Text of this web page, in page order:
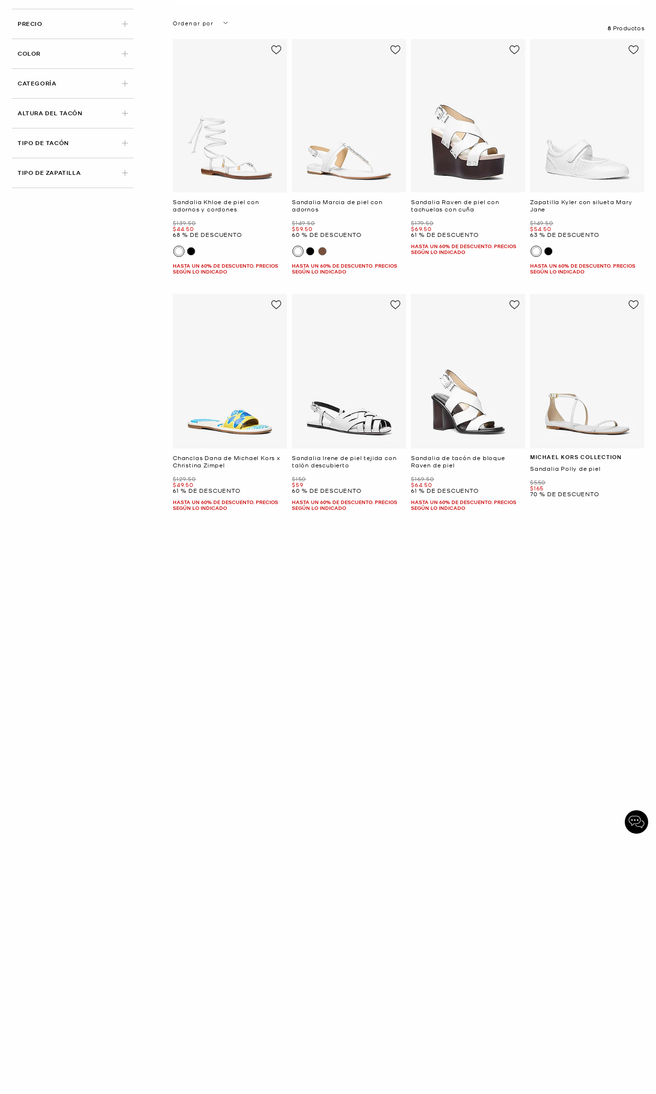
PRECIO
COLOR
CATEGORÍA
ALTURA DEL TACÓN
TIPO DE TACÓN
TIPO DE ZAPATILLA
Ordenar por
8 Productos
Sandalia Khloe de piel con
adornos y cordones
Era
$139.50
Ahora
$44.50
68 % DE DESCUENTO
HASTA UN 60% DE DESCUENTO. PRECIOS
SEGÚN LO INDICADO
Sandalia Marcia de piel con
adornos
Era
$149.50
Ahora
$59.50
60 % DE DESCUENTO
HASTA UN 60% DE DESCUENTO. PRECIOS
SEGÚN LO INDICADO
Sandalia Raven de piel con
tachuelas con cuña
Era
$179.50
Ahora
$69.50
61 % DE DESCUENTO
HASTA UN 60% DE DESCUENTO. PRECIOS
SEGÚN LO INDICADO
Zapatilla Kyler con silueta Mary
Jane
Era
$149.50
Ahora
$54.50
63 % DE DESCUENTO
HASTA UN 60% DE DESCUENTO. PRECIOS
SEGÚN LO INDICADO
Chanclas Dana de Michael Kors x
Christina Zimpel
Era
$129.50
Ahora
$49.50
61 % DE DESCUENTO
HASTA UN 60% DE DESCUENTO. PRECIOS
SEGÚN LO INDICADO
Sandalia Irene de piel tejida con
talón descubierto
Era
$150
Ahora
$59
60 % DE DESCUENTO
HASTA UN 60% DE DESCUENTO. PRECIOS
SEGÚN LO INDICADO
Sandalia de tacón de bloque
Raven de piel
Era
$169.50
Ahora
$64.50
61 % DE DESCUENTO
HASTA UN 60% DE DESCUENTO. PRECIOS
SEGÚN LO INDICADO
MICHAEL KORS COLLECTION
Sandalia Polly de piel
Era
$550
Ahora
$165
70 % DE DESCUENTO